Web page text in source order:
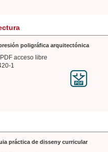
poligráfica arquitectónica
acceso libre
1
práctica de disseny curricular